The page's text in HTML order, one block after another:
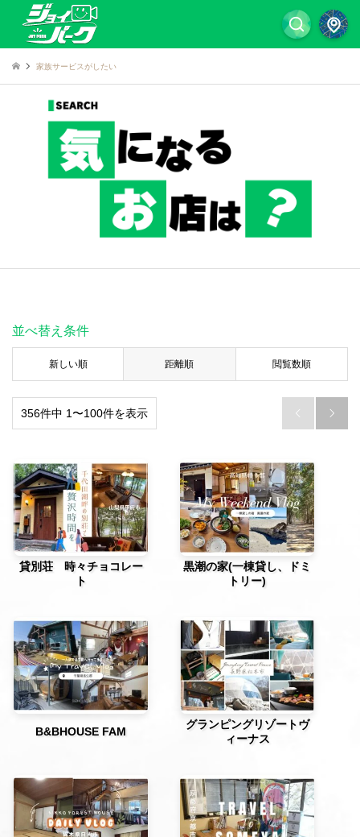
家族サービスがしたい
並べ替え条件
新しい順 距離順 閲覧数順
356件中 1〜100件を表示  
貸別荘 時々チョコレー
ト
黒潮の家(一棟貸し、ドミ
トリー)
B&BHOUSE FAM
グランピングリゾートヴ
ィーナス